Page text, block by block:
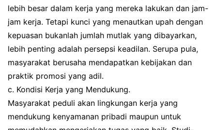
lebih besar dalam kerja yang mereka lakukan dan jam-
jam kerja. Tetapi kunci yang menautkan upah dengan
kepuasan bukanlah jumlah mutlak yang dibayarkan,
lebih penting adalah persepsi keadilan. Serupa pula,
masyarakat berusaha mendapatkan kebijakan dan
praktik promosi yang adil.
c. Kondisi Kerja yang Mendukung.
Masyarakat peduli akan lingkungan kerja yang
mendukung kenyamanan pribadi maupun untuk